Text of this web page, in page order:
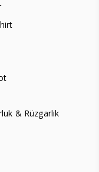
& Rüzgarlık